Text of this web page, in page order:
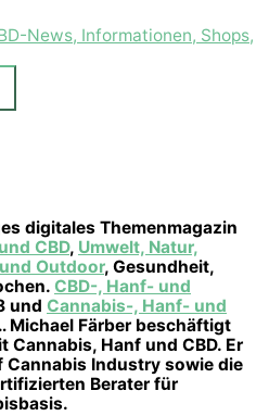
digitales Themenmagazin
CBD, Umwelt, Natur,
Outdoor, Gesundheit,
CBD-, Hanf- und
und Cannabis-, Hanf- und
Michael Färber beschäftigt
Hanf und CBD. Er
Industry sowie die
Berater für